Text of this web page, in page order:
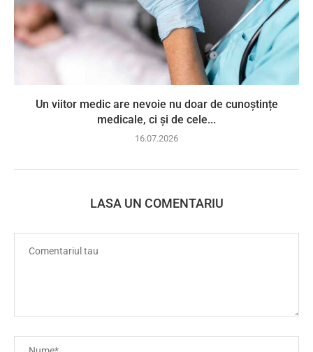
Un viitor medic are nevoie nu doar de cunoștințe
medicale, ci și de cele...
16.07.2026
LASA UN COMENTARIU